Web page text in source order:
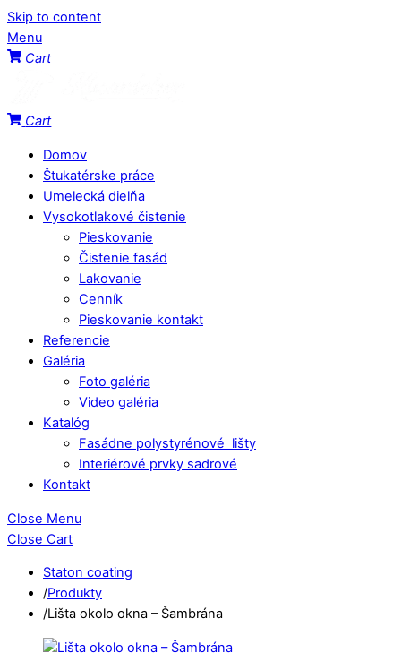
Skip to content
Menu
Cart
Cart
Domov
Štukatérske práce
Umelecká dielňa
Vysokotlakové čistenie
Pieskovanie
Čistenie fasád
Lakovanie
Cenník
Pieskovanie kontakt
Referencie
Galéria
Foto galéria
Video galéria
Katalóg
Fasádne polystyrénové lišty
Interiérové prvky sadrové
Kontakt
Close Menu
Close Cart
Staton coating
/Produkty
/Lišta okolo okna – Šambrána